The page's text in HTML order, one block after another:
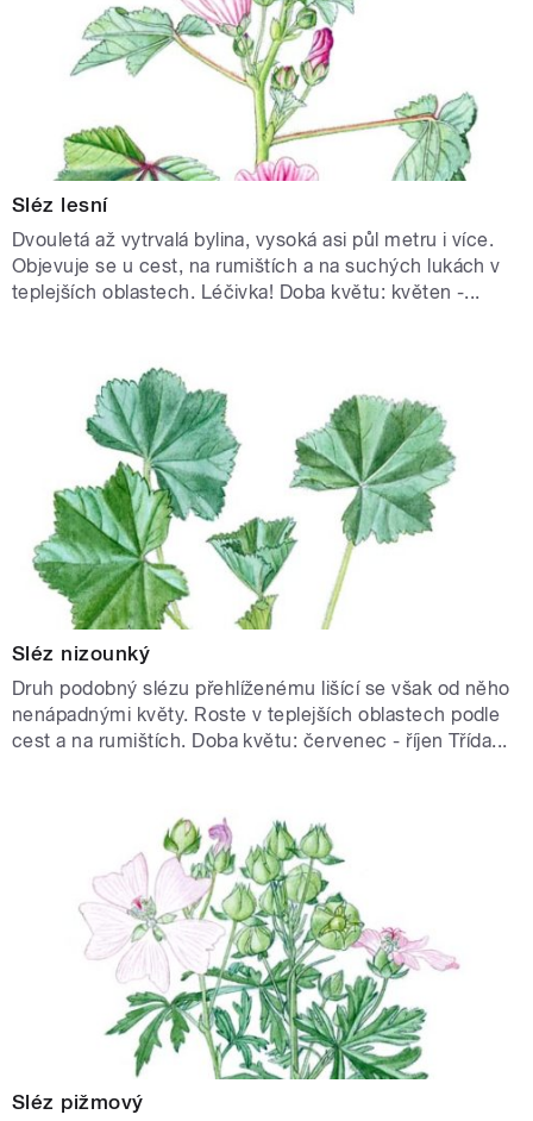
Sléz lesní
Dvouletá až vytrvalá bylina, vysoká asi půl metru i více.
Objevuje se u cest, na rumištích a na suchých lukách v
teplejších oblastech. Léčivka! Doba květu: květen -...
Sléz nizounký
Druh podobný slézu přehlíženému lišící se však od něho
nenápadnými květy. Roste v teplejších oblastech podle
cest a na rumištích. Doba květu: červenec - říjen Třída...
Sléz pižmový